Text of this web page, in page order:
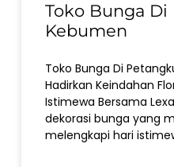
Toko Bunga
Kebumen
Toko Bunga Di
Hadirkan Keindahan
Istimewa Bersama
dekorasi bunga yang
melengkapi hari